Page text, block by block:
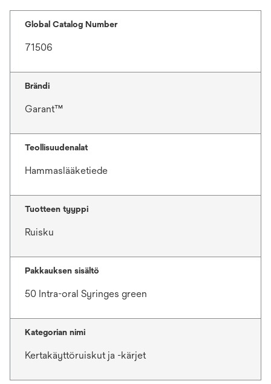
Global Catalog Number
71506
Brändi
Garant™
Teollisuudenalat
Hammaslääketiede
Tuotteen tyyppi
Ruisku
Pakkauksen sisältö
50 Intra-oral Syringes green
Kategorian nimi
Kertakäyttöruiskut ja -kärjet